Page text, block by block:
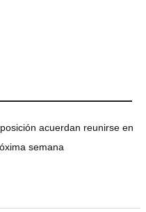
acuerdan reunirse en
semana